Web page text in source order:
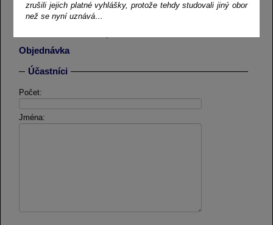
Praha
Objednávka
Účastníci
Počet:
Jména:
zrušili jejich platné vyhlášky, protože tehdy studovali jiný obor
než se nyní uznává…